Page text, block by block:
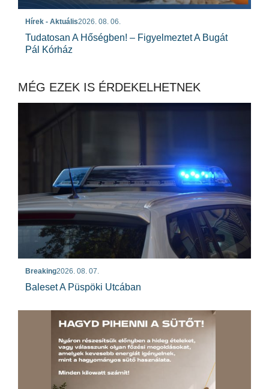
Hírek - Aktuális2026. 08. 06.
Tudatosan A Hőségben! – Figyelmeztet A Bugát
Pál Kórház
MÉG EZEK IS ÉRDEKELHETNEK
Breaking2026. 08. 07.
Baleset A Püspöki Utcában